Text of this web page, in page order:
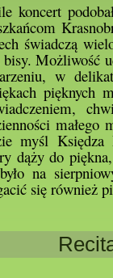
koncert
świadczą
bisy. Możliwość
w
pięknych
małego
myśl Księdza
dąży do
na
się również